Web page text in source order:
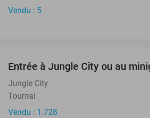
Vendu : 5
Entrée à Jungle City ou au
Jungle City
Tournai
Vendu : 1.728